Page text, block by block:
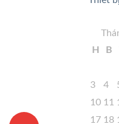
H
B
3
4
10 11
17 18